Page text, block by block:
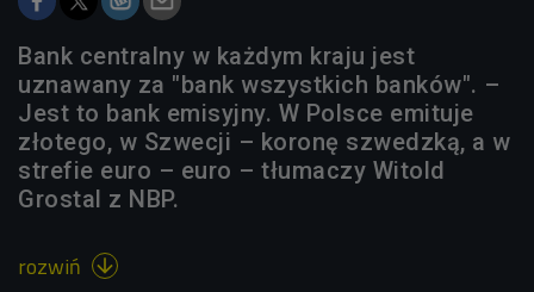
Bank centralny w każdym kraju jest
uznawany za "bank wszystkich banków". –
Jest to bank emisyjny. W Polsce emituje
złotego, w Szwecji – koronę szwedzką, a w
strefie euro – euro – tłumaczy Witold
Grostal z NBP.
rozwiń 